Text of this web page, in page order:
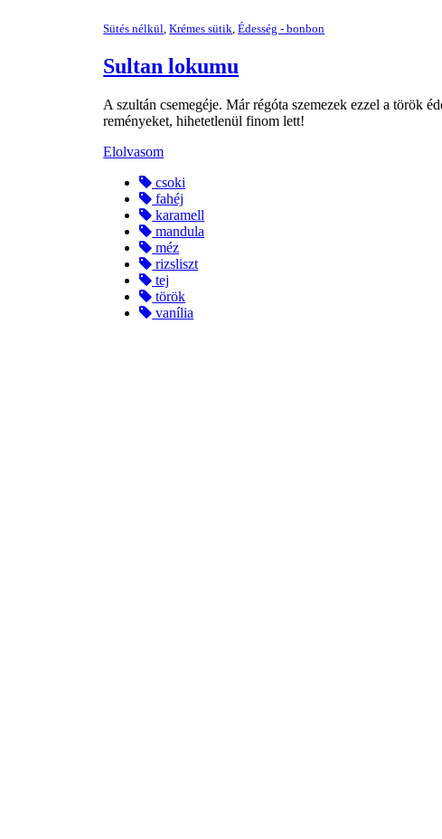
Sütés nélkül,Krémes sütik,Édesség - bonbon
Sultan lokumu
A szultán csemegéje. Már régóta szemezek ezzel a török
reményeket, hihetetlenül finom lett!
Elolvasom
csoki
fahéj
karamell
mandula
méz
rizsliszt
tej
török
vanília